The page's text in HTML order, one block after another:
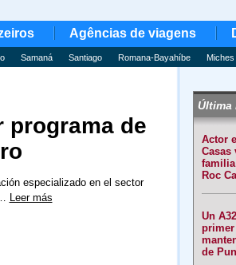
Agências de viagens
Samaná Santiago Romana-Bayahíbe Miches
programa de
especializado en el sector
Leer más
Última
Actor
Casas
Roc
Un
de